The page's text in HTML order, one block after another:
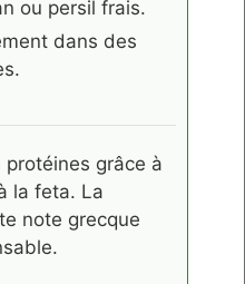
ou persil frais.
dans des
grâce à
la feta. La
note grecque